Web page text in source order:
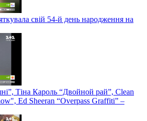
свій 54-й день народження на
Тіна Кароль “Двойной рай”, Clean
Ed Sheeran “Overpass Graffiti” –